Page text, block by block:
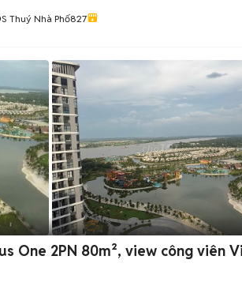
Thuý Nhà Phố827
One 2PN 80m², view công viên